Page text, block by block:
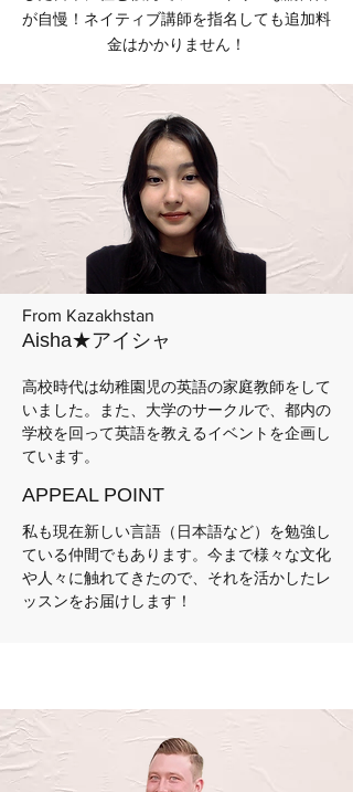
が自慢！ネイティブ講師を指名しても追加料
金はかかりません！
From Kazakhstan
Aisha★アイシャ
高校時代は幼稚園児の英語の家庭教師をして
いました。また、大学のサークルで、都内の
学校を回って英語を教えるイベントを企画し
ています。
APPEAL POINT
私も現在新しい言語（日本語など）を勉強し
ている仲間でもあります。今まで様々な文化
や人々に触れてきたので、それを活かしたレ
ッスンをお届けします！